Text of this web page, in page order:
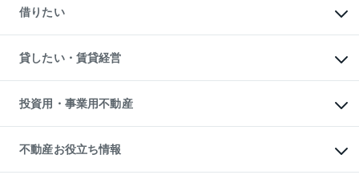
中古一戸建ての購入
不動産購入の流れ
注目キーワード物件特集
購入ガイド
English 繁体中文簡体中文
一戸建ての売却・査定
土地の売却・査定
スピードAI査定
不動産査定について
不動産売却の流れ
不動産買換えの流れ
売却ガイド
借りたい
オフィス・店舗の賃貸
借りるときの流れ
借りるガイド
貸したい・賃貸経営
マンション賃料データ
賃貸管理プラン
リロケーションについて
貸すガイド
投資用・事業用不動産
事業用不動産
マンション投資
投資用マンション
不動産お役立ち情報